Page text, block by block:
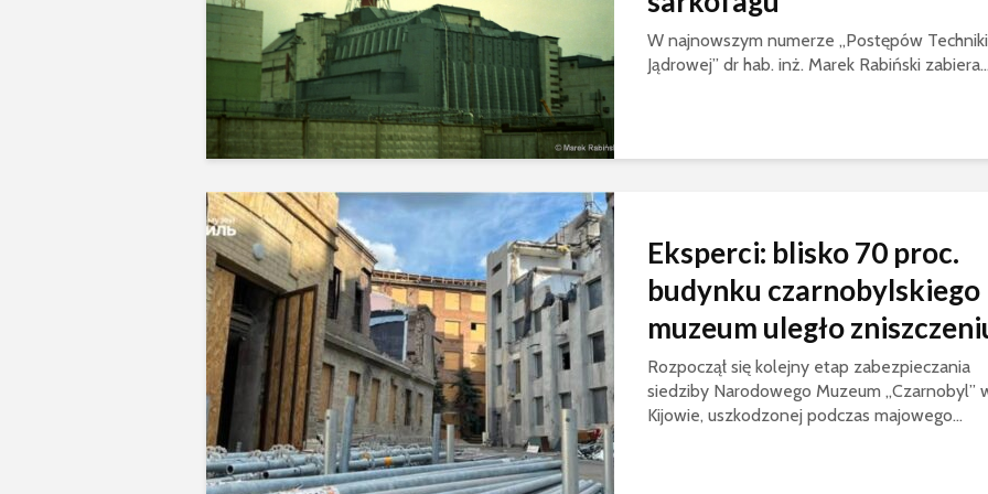
W najnowszym numerze „Postępów Techniki
Jądrowej” dr hab. inż. Marek Rabiński zabiera...
Eksperci: blisko 70 proc.
budynku czarnobylskiego
muzeum uległo
Rozpoczął się kolejny etap zabezpieczania
siedziby Narodowego Muzeum „Czarnobyl”
Kijowie, uszkodzonej podczas majowego...